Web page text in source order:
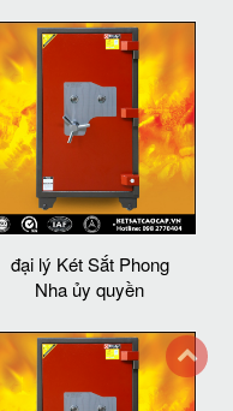
đại lý Két Sắt Phong
Nha ủy quyền
back